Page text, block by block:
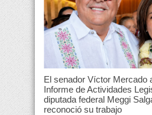
El senador Víctor Mercado
Informe de Actividades
diputada federal Meggi
reconoció su trabajo